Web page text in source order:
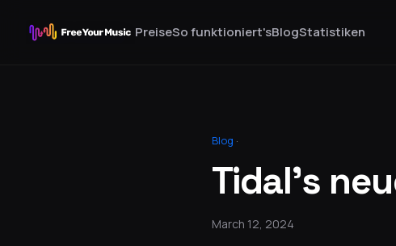
PreiseSo funktioniert'sBlogStatistiken
Blog ·
Tidal's
March 12, 2024